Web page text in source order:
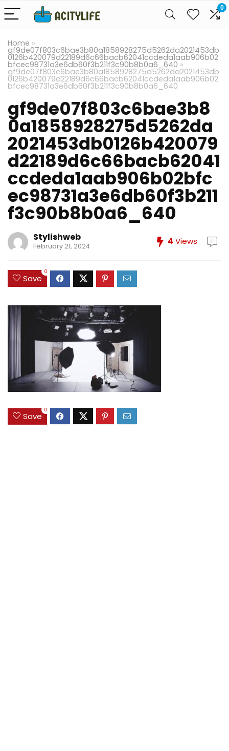
0
Home »
gf9de07f803c6bae3b80a1858928275d5262da2021453db
0126b420079d22189d6c66bacb62041ccdeda1aab906b02
bfcec98731a3e6db60f3b211f3c90b8b0a6_640 »
gf9de07f803c6bae3b80a1858928275d5262da2021453db
0126b420079d22189d6c66bacb62041ccdeda1aab906b02
bfcec98731a3e6db60f3b211f3c90b8b0a6_640
gf9de07f803c6bae3b8
0a1858928275d5262da
2021453db0126b420079
d22189d6c66bacb62041
ccdeda1aab906b02bfc
ec98731a3e6db60f3b211
f3c90b8b0a6_640
Stylishweb
February 21, 2024 4 Views
Save
0
Save
0